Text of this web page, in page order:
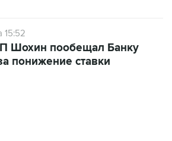
15:52
Шохин пообещал Банку
понижение ставки